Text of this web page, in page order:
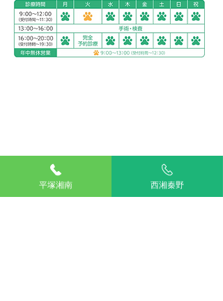
公共交通機関をご利用の場合
神奈川交通バス ふじみ園前 下車すぐ
平塚湘南 西湘秦野